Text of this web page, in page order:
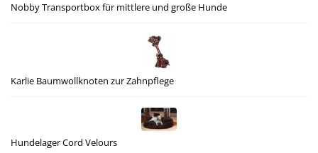
Nobby Transportbox für mittlere und große Hunde
Karlie Baumwollknoten zur Zahnpflege
Hundelager Cord Velours